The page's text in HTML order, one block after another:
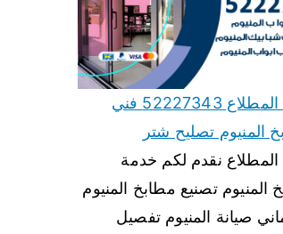
فني المنيوم المطلاع 52227343 فني
المنيوم تصليح شتر
المطلاع نقدم لكم خدمة
تصنيع مطابخ المنيوم
صيانة المنيوم تفصيل